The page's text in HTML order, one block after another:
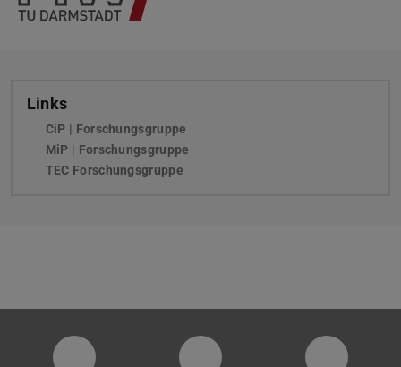
Links
CiP | Forschungsgruppe
MiP | Forschungsgruppe
TEC Forschungsgruppe